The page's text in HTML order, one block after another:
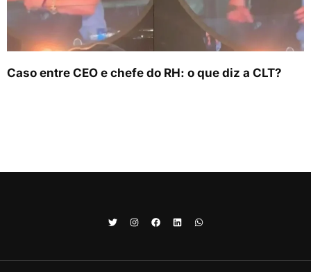
Caso entre CEO e chefe do RH: o que diz a CLT?